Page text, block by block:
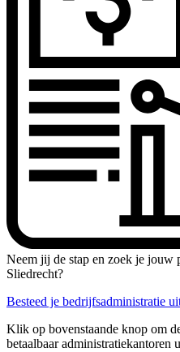
Neem jij de stap en zoek je jouw
Sliedrecht?
Besteed je bedrijfsadministratie
Klik op bovenstaande knop om
betaalbaar administratiekantoren